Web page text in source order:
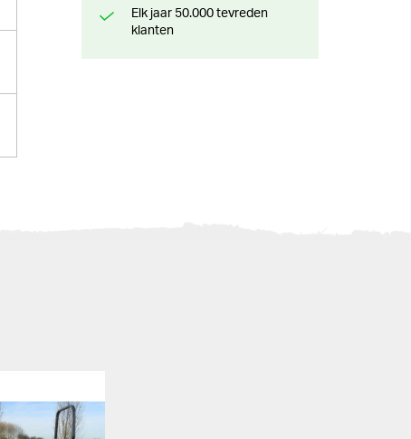
Elk jaar 50.000 tevreden
klanten